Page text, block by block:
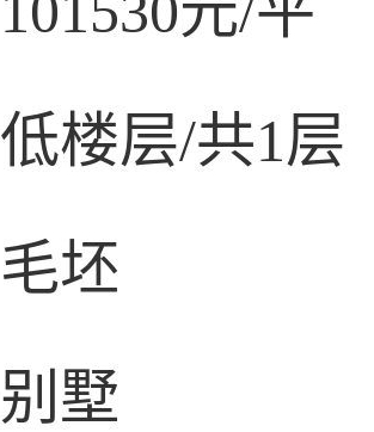
低楼层/共1层
毛坯
别墅